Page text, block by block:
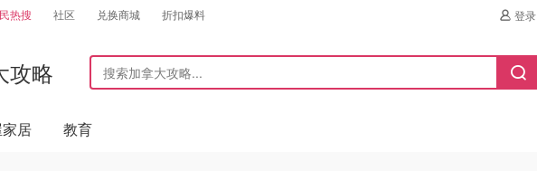
热搜 社区 兑换商城 折扣爆料 登录
攻略
居 教育